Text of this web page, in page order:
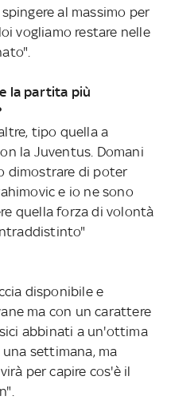
al massimo per
vogliamo restare nelle
la partita più
tipo quella a
la Juventus. Domani
dimostrare di poter
e io ne sono
quella forza di volontà
disponibile e
ma con un carattere
abbinati a un'ottima
settimana, ma
per capire cos'è il